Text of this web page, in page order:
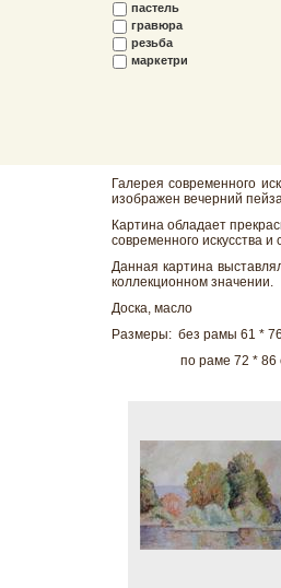
пастель
гравюра
резьба
маркетри
Галерея современного
изображен вечерний
Картина обладает
современного искусства и
Данная картина
коллекционном значении.
Доска, масло
Размеры: без рамы 61 *
по раме 72 * 86